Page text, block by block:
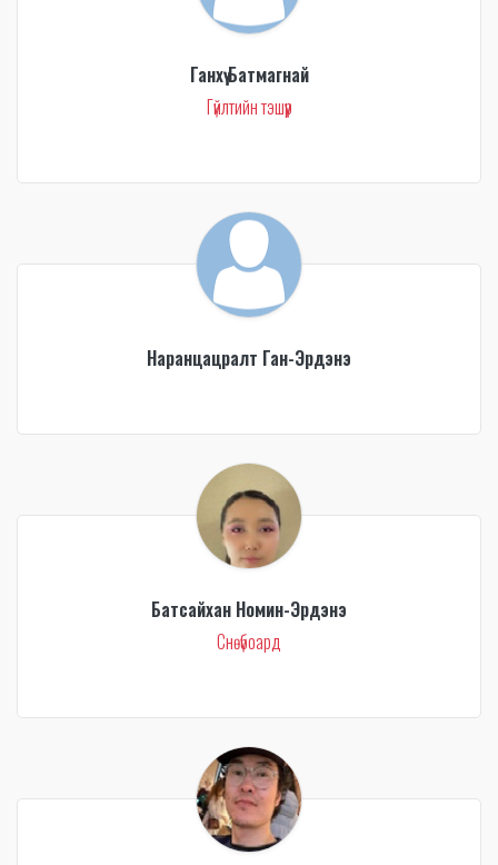
Ганхүү Батмагнай
Гүйлтийн тэшүүр
Наранцацралт Ган-Эрдэнэ
Батсайхан Номин-Эрдэнэ
Снөүбоард